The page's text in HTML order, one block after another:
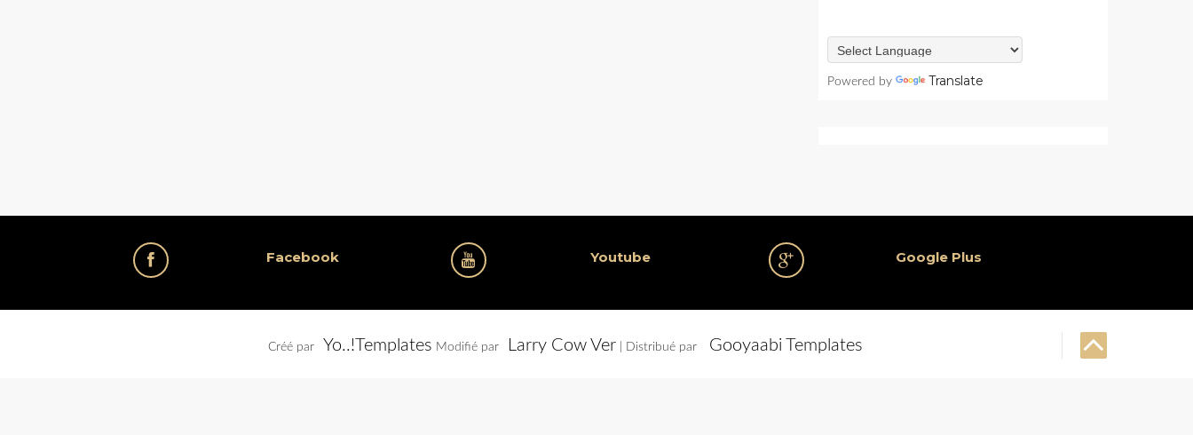
Powered by Translate
Facebook Youtube Google Plus
Créé par Yo..!Templates Modifié par Larry Cow Ver| Distribué par Gooyaabi Templates